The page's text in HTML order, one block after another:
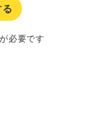
必要です